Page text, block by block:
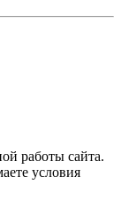
работы сайта.
условия